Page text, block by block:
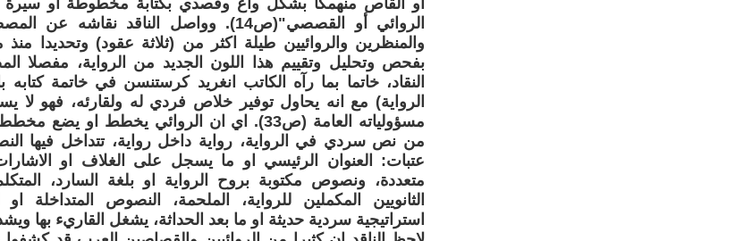
او القاص منهمكا بشكل واع وقصدي بكتابة مخطوطة او
الروائي أو القصصي"(ص14). وواصل الناقد
والمنظرين والروائيين طيلة اكثر من (ثلاثة عقود) وتحديدا
بفحص وتحليل وتقييم هذا اللون الجديد من الرواية، مفصلا
النقاد، خاتما بما رآه الكاتب انغريد كرستنسن في خاتمة
الرواية) مع انه يحاول توفير خلاص فردي له ولقارئه، فهو
مسؤولياته العامة (ص33). اي ان الروائي يخطط او
من نص سردي في الرواية، رواية داخل رواية، تتداخل فيها
عتبات: العنوان الرئيسي او ما يسجل على الغلاف او
متعددة، ونصوص مكتوبة بروح الرواية او بلغة السارد،
الثانويين المكملين للرواية، الملحمة، النصوص المتداخلة او
استراتيجية سردية حديثة او ما بعد الحداثة، يشغل القاريء بها